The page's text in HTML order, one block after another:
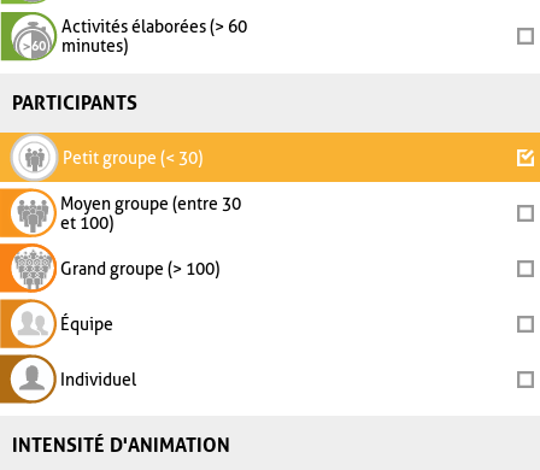
Activités élaborées (> 60
minutes)
PARTICIPANTS
Petit groupe (< 30)
Moyen groupe (entre 30
et 100)
Grand groupe (> 100)
Équipe
Individuel
INTENSITÉ D'ANIMATION